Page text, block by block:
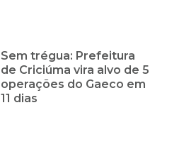
Sem trégua: Prefeitura
de Criciúma vira alvo de 5
operações do Gaeco em
11 dias